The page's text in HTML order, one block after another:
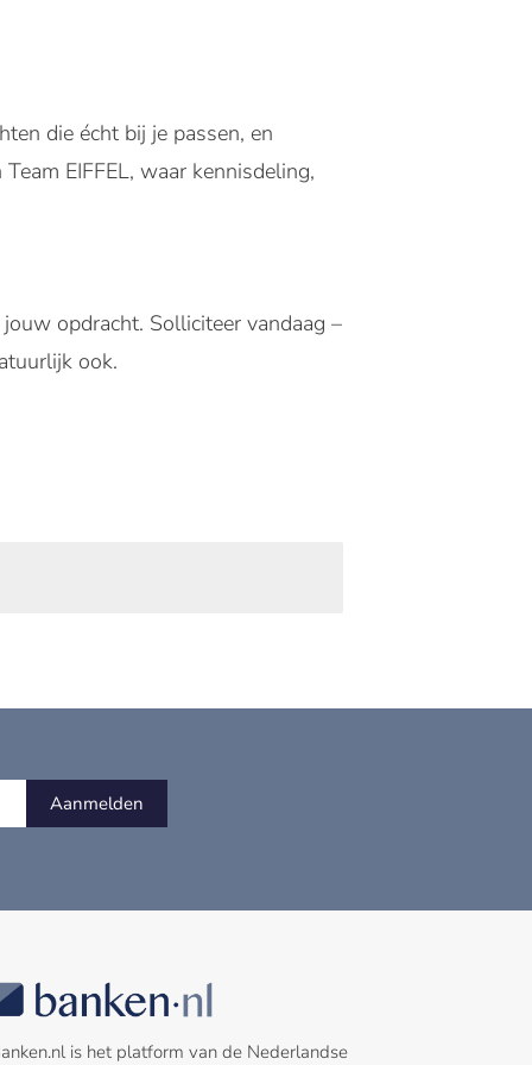
die écht bij je passen, en
EIFFEL, waar kennisdeling,
opdracht. Solliciteer vandaag –
ook.
Aanmelden
is het platform van de Nederlandse